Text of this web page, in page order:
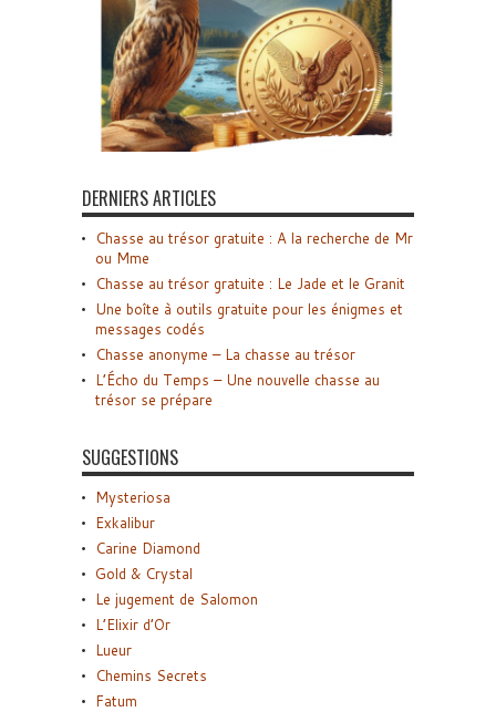
DERNIERS ARTICLES
Chasse au trésor gratuite : A la recherche de Mr
ou Mme
Chasse au trésor gratuite : Le Jade et le Granit
Une boîte à outils gratuite pour les énigmes et
messages codés
Chasse anonyme – La chasse au trésor
L’Écho du Temps – Une nouvelle chasse au
trésor se prépare
SUGGESTIONS
Mysteriosa
Exkalibur
Carine Diamond
Gold & Crystal
Le jugement de Salomon
L’Elixir d’Or
Lueur
Chemins Secrets
Fatum